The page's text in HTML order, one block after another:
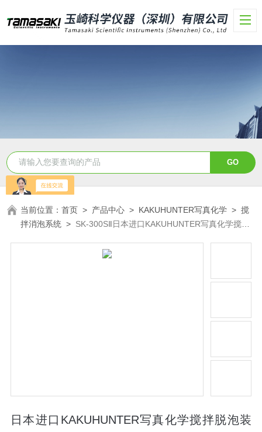
当前位置：首页 > 产品中心 > KAKUHUNTER写真化学 >搅
拌消泡系统 > SK-300SⅡ日本进口KAKUHUNTER写真化学搅拌
日本进口KAKUHUNTER写真化学搅拌脱泡装